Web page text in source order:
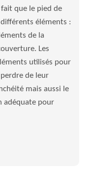
que le pied de
éléments :
de la
Les
utilisés pour
de leur
mais aussi le
adéquate pour